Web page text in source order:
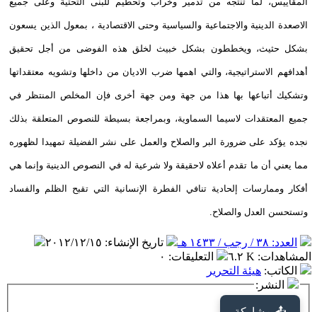
الاصعدة الدينية والاجتماعية والسياسية وحتى الاقتصادية ، بمعول الذين يسعون
بشكل حثيث، ويخططون بشكل خبيث لخلق هذه الفوضى من أجل تحقيق
أهدافهم الاستراتيجية، والتي اهمها ضرب الاديان من داخلها وتشويه معتقداتها
وتشكيك أتباعها بها هذا من جهة ومن جهة أخرى فإن المخلص المنتظر في
جميع المعتقدات لاسيما السماوية، وبمراجعة بسيطة للنصوص المتعلقة بذلك
نجده يؤكد على ضرورة البر والصلاح والعمل على نشر الفضيلة تمهيدا لظهوره
مما يعني أن ما تقدم أعلاه لاحقيقة ولا شرعية له في النصوص الدينية وإنما هي
أفكار وممارسات إلحادية تنافي الفطرة الإنسانية التي تقبح الظلم والفساد
وتستحسن العدل والصلاح.
العدد: ٣٨ / رجب / ١٤٣٣ هـ تاريخ الإنشاء: ٢٠١٢/١٢/١٥
المشاهدات: ٦.٢ K التعليقات: ٠
الكاتب: هيئة التحرير
النشر: